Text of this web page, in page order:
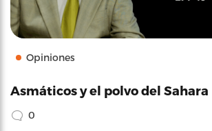
Opiniones
Asmáticos y el polvo del Sahara
0